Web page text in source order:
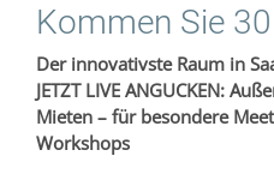
Kommen Sie
Der innovativste Raum in
JETZT LIVE ANGUCKEN:
Mieten – für besondere
Workshops